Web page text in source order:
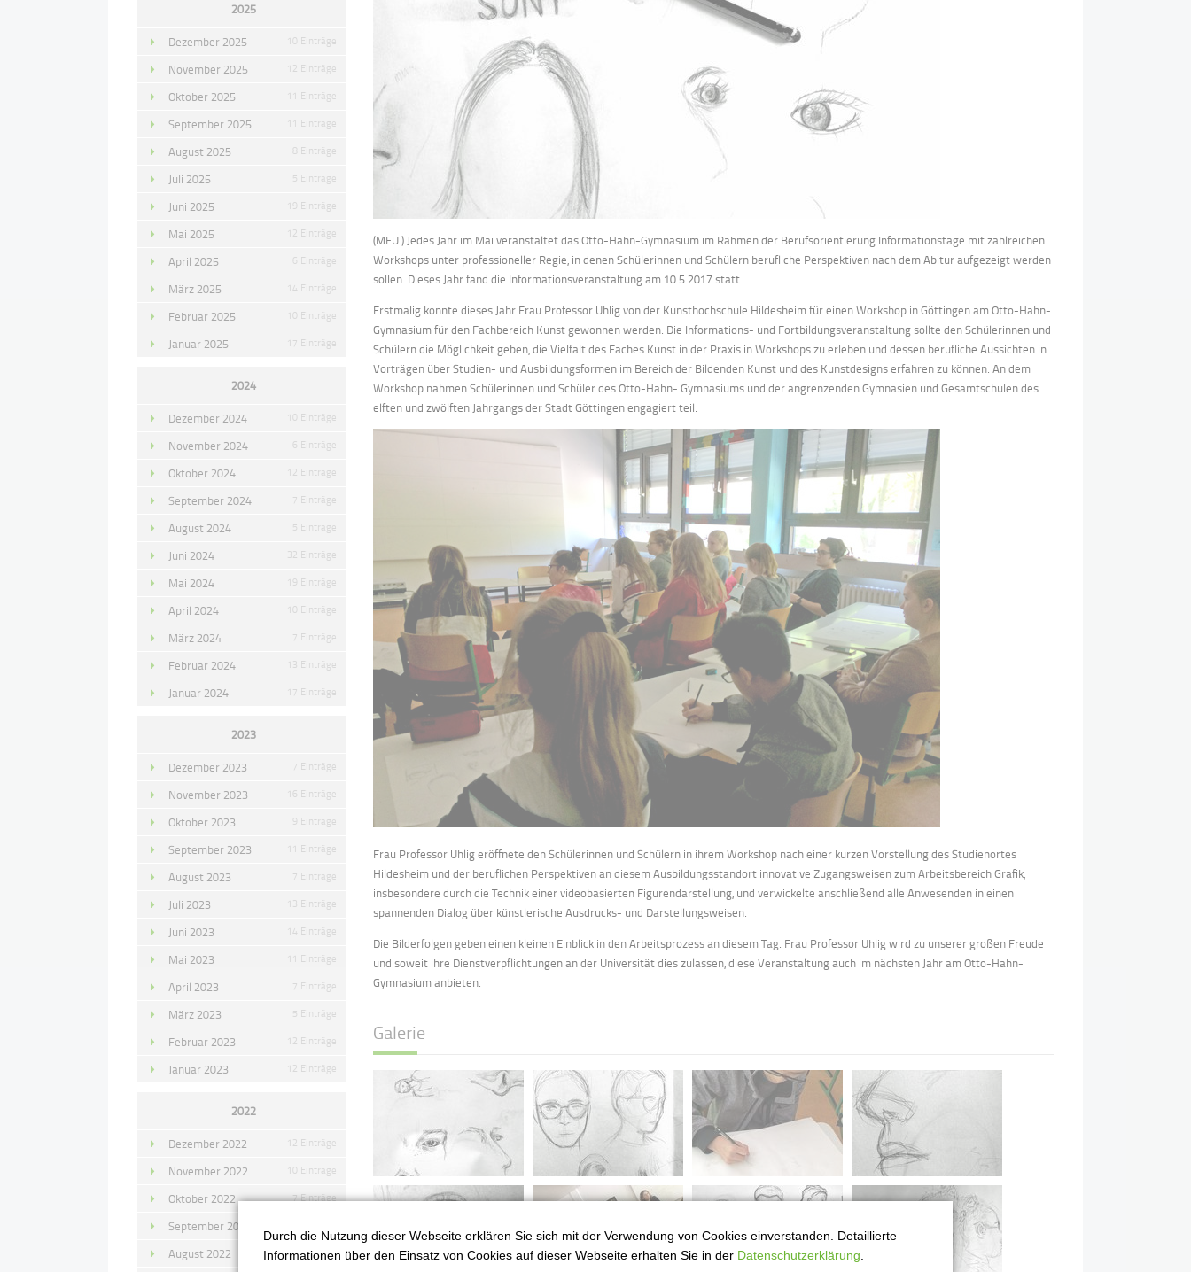
(MEU.) Jedes Jahr im Mai veranstaltet das Otto-Hahn-Gymnasium im Rahmen der Berufsorientierung Informationstage mit zahlreichen
Workshops unter professioneller Regie, in denen Schülerinnen und Schülern berufliche Perspektiven nach dem Abitur aufgezeigt werden
sollen. Dieses Jahr fand die Informationsveranstaltung am 10.5.2017 statt.
Erstmalig konnte dieses Jahr Frau Professor Uhlig von der Kunsthochschule Hildesheim für einen Workshop in Göttingen am Otto-Hahn-
Gymnasium für den Fachbereich Kunst gewonnen werden. Die Informations- und Fortbildungsveranstaltung sollte den Schülerinnen und
Schülern die Möglichkeit geben, die Vielfalt des Faches Kunst in der Praxis in Workshops zu erleben und dessen berufliche Aussichten in
Vorträgen über Studien- und Ausbildungsformen im Bereich der Bildenden Kunst und des Kunstdesigns erfahren zu können. An dem
Workshop nahmen Schülerinnen und Schüler des Otto-Hahn- Gymnasiums und der angrenzenden Gymnasien und Gesamtschulen des
elften und zwölften Jahrgangs der Stadt Göttingen engagiert teil.
Frau Professor Uhlig eröffnete den Schülerinnen und Schülern in ihrem Workshop nach einer kurzen Vorstellung des Studienortes
Hildesheim und der beruflichen Perspektiven an diesem Ausbildungsstandort innovative Zugangsweisen zum Arbeitsbereich Grafik,
insbesondere durch die Technik einer videobasierten Figurendarstellung, und verwickelte anschließend alle Anwesenden in einen
spannenden Dialog über künstlerische Ausdrucks- und Darstellungsweisen.
Die Bilderfolgen geben einen kleinen Einblick in den Arbeitsprozess an diesem Tag. Frau Professor Uhlig wird zu unserer großen Freude
und soweit ihre Dienstverpflichtungen an der Universität dies zulassen, diese Veranstaltung auch im nächsten Jahr am Otto-Hahn-
Gymnasium anbieten.
Galerie
2025
Dezember 2025 10 Einträge
November 2025 12 Einträge
Oktober 2025 11 Einträge
September 2025 11 Einträge
August 2025 8 Einträge
Juli 2025 5 Einträge
Juni 2025 19 Einträge
Mai 2025 12 Einträge
April 2025 6 Einträge
März 2025 14 Einträge
Februar 2025 10 Einträge
Januar 2025 17 Einträge
2024
Dezember 2024 10 Einträge
November 2024 6 Einträge
Oktober 2024 12 Einträge
September 2024 7 Einträge
August 2024 5 Einträge
Juni 2024 32 Einträge
Mai 2024 19 Einträge
April 2024 10 Einträge
März 2024 7 Einträge
Februar 2024 13 Einträge
Januar 2024 17 Einträge
2023
Dezember 2023 7 Einträge
November 2023 16 Einträge
Oktober 2023 9 Einträge
September 2023 11 Einträge
August 2023 7 Einträge
Juli 2023 13 Einträge
Juni 2023 14 Einträge
Mai 2023 11 Einträge
April 2023 7 Einträge
März 2023 5 Einträge
Februar 2023 12 Einträge
Januar 2023 12 Einträge
2022
Dezember 2022 12 Einträge
November 2022 10 Einträge
Oktober 2022 7 Einträge
September 2022
August 2022 4 Einträge
Durch die Nutzung dieser Webseite erklären Sie sich mit der Verwendung von Cookies einverstanden. Detaillierte
Informationen über den Einsatz von Cookies auf dieser Webseite erhalten Sie in der Datenschutzerklärung